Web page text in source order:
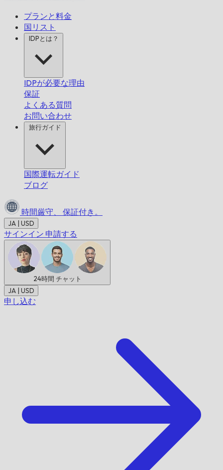
プランと料金
国リスト
IDPとは？
IDPが必要な理由
保証
よくある質問
お問い合わせ
旅行ガイド
国際運転ガイド
ブログ
時間厳守、 保証付き。
JA | USD
サインイン 申請する
24時間 チャット
JA | USD
申し込む